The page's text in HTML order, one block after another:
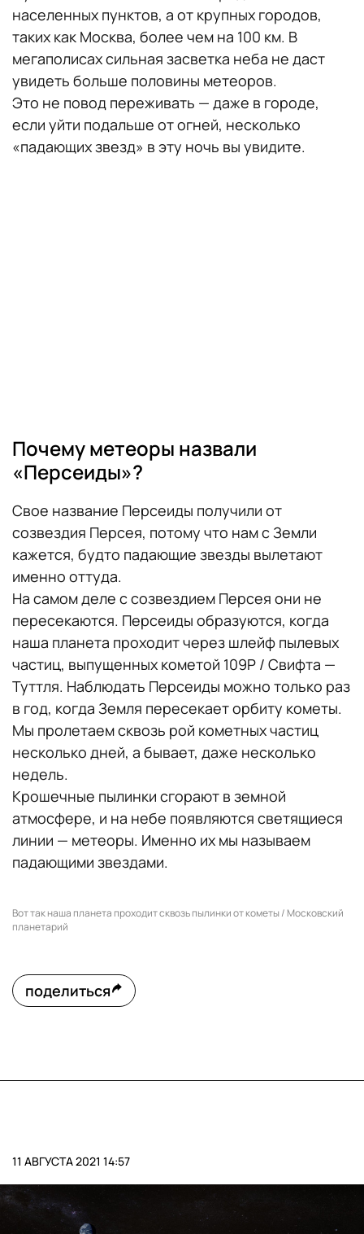
населенных пунктов, а от крупных городов,
таких как Москва, более чем на 100 км. В
мегаполисах сильная засветка неба не даст
увидеть больше половины метеоров.
Это не повод переживать — даже в городе,
если уйти подальше от огней, несколько
«падающих звезд» в эту ночь вы увидите.
Почему метеоры назвали
«Персеиды»?
Свое название Персеиды получили от
созвездия Персея, потому что нам с Земли
кажется, будто падающие звезды вылетают
именно оттуда.
На самом деле с созвездием Персея они не
пересекаются. Персеиды образуются, когда
наша планета проходит через шлейф пылевых
частиц, выпущенных кометой 109Р / Свифта —
Туттля. Наблюдать Персеиды можно только раз
в год, когда Земля пересекает орбиту кометы.
Мы пролетаем сквозь рой кометных частиц
несколько дней, а бывает, даже несколько
недель.
Крошечные пылинки сгорают в земной
атмосфере, и на небе появляются светящиеся
линии — метеоры. Именно их мы называем
падающими звездами.
Вот так наша планета проходит сквозь пылинки от кометы / Московский
планетарий
поделиться
11 АВГУСТА 2021 14:57